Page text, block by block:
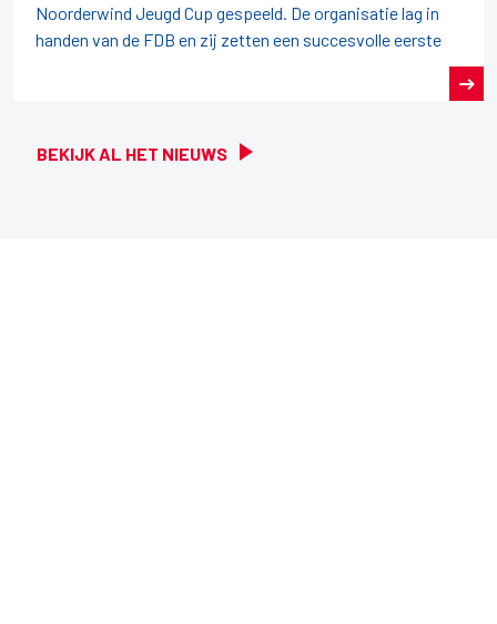
BEKIJK AL HET NIEUWS
Noorderwind Jeugd Cup gespeeld. De organisatie lag in
handen van de FDB en zij zetten een succesvolle eerste